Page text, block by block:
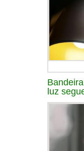
luz